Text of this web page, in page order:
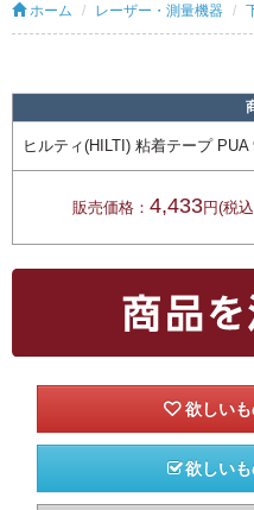
ホーム レーザー・測量機器
ヒルティ(HILTI) 粘着テープ PUA
販売価格： 4,433円(税
欲しい